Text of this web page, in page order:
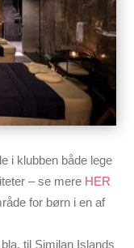
i klubben både lege
– se mere HER
for børn i en af
til Similan Islands